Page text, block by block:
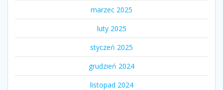
marzec 2025
luty 2025
styczeń 2025
grudzień 2024
listopad 2024